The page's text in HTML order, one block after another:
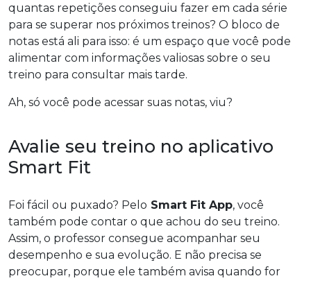
quantas repetições conseguiu fazer em cada série
para se superar nos próximos treinos? O bloco de
notas está ali para isso: é um espaço que você pode
alimentar com informações valiosas sobre o seu
treino para consultar mais tarde.
Ah, só você pode acessar suas notas, viu?
Avalie seu treino no aplicativo
Smart Fit
Foi fácil ou puxado? Pelo Smart Fit App, você
também pode contar o que achou do seu treino.
Assim, o professor consegue acompanhar seu
desempenho e sua evolução. E não precisa se
preocupar, porque ele também avisa quando for